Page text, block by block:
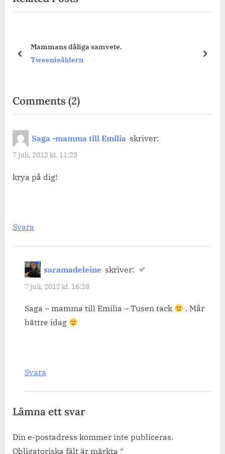
Fredagsmys med bilder.
prev next
Comments(2)on
“Sommarlovsmorgon”
Saga -mamma till Emilia skriver:
7 juli, 2012 kl. 11:23
krya på dig!
Svara
saramadeleine skriver:
7 juli, 2012 kl. 16:28
Saga – mamma till Emilia – Tusen tack
. Mår
bättre idag
Svara
Lämna ett svar
Din e-postadress kommer inte publiceras.
Obligatoriska fält är märkta *